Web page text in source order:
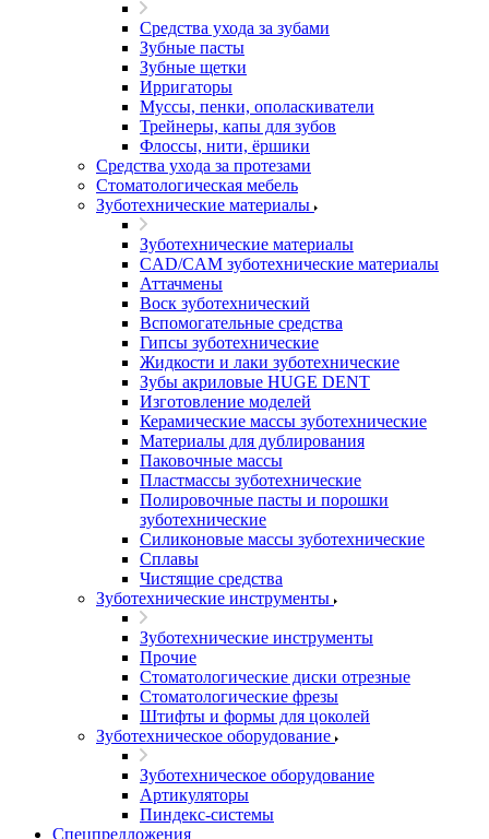
Средства ухода за зубами
Зубные пасты
Зубные щетки
Ирригаторы
Муссы, пенки, ополаскиватели
Трейнеры, капы для зубов
Флоссы, нити, ёршики
Средства ухода за протезами
Стоматологическая мебель
Зуботехнические материалы
Зуботехнические материалы
CAD/CAM зуботехнические материалы
Аттачмены
Воск зуботехнический
Вспомогательные средства
Гипсы зуботехнические
Жидкости и лаки зуботехнические
Зубы акриловые HUGE DENT
Изготовление моделей
Керамические массы зуботехнические
Материалы для дублирования
Паковочные массы
Пластмассы зуботехнические
Полировочные пасты и порошки
зуботехнические
Силиконовые массы зуботехнические
Сплавы
Чистящие средства
Зуботехнические инструменты
Зуботехнические инструменты
Прочие
Стоматологические диски отрезные
Стоматологические фрезы
Штифты и формы для цоколей
Зуботехническое оборудование
Зуботехническое оборудование
Артикуляторы
Пиндекс-системы
Спецпредложения